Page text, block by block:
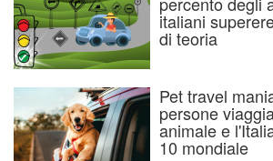
italiani
di teoria
Pet travel
persone
animale e
10 mondiale